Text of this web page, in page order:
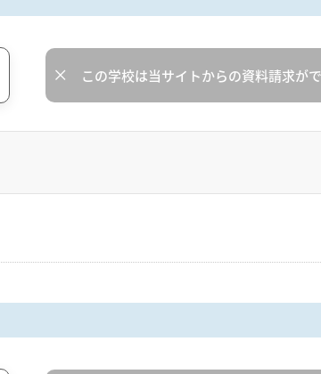
この学校は当サイトからの資料請求が